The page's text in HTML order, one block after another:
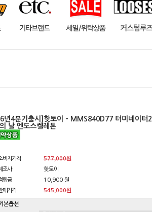
년4분기출시]핫토이 - MMS840D77 터미네이터
날 엔도스켈레톤
비자가격
577,000원
조사
핫토이
립금
10,900 원
매가격
545,000원
본옵션